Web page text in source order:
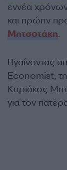
εννέα
και πρώην
Μητσοτάκη.
Βγαίνοντας
Economist,
Κυριάκος
για τον